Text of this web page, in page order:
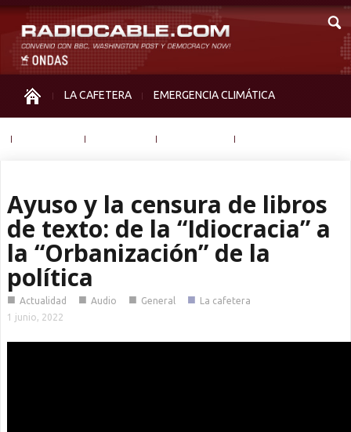
LA CAFETERA EMERGENCIA CLIMÁTICA
Ayuso y la censura de libros
de texto: de la “Idiocracia” a
la “Orbanización” de la
política
■ Actualidad ■ Audio ■ General ■ La cafetera
1 junio, 2022